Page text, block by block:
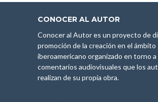
CONOCER AL AUTOR
Conocer al Autor es un proyecto de
promoción de la creación en el ámbito
iberoamericano organizado en torno a
comentarios audiovisuales que los
realizan de su propia obra.